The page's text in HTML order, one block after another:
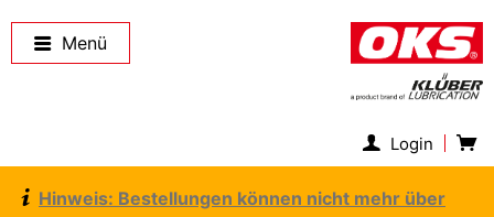
Menü
Login
Hinweis: Bestellungen können nicht mehr über